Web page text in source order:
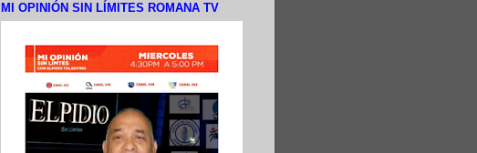
MI OPINIÓN SIN LÍMITES ROMANA TV